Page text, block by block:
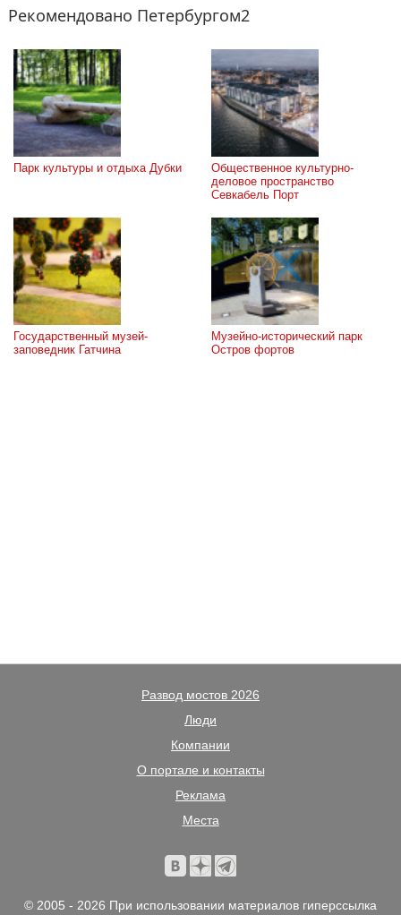
Рекомендовано Петербургом2
Парк культуры и отдыха Дубки
Общественное культурно-
деловое пространство
Севкабель Порт
Государственный музей-
заповедник Гатчина
Музейно-исторический парк
Остров фортов
Развод мостов 2026
Люди
Компании
О портале и контакты
Реклама
Места
© 2005 - 2026 При использовании материалов гиперссылка